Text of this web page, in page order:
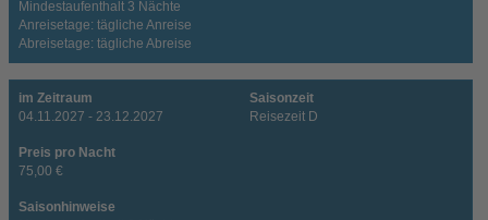
Mindestaufenthalt 3 Nächte
Anreisetage: tägliche Anreise
Abreisetage: tägliche Abreise
im Zeitraum
04.11.2027 - 23.12.2027
Saisonzeit
Reisezeit D
Preis pro Nacht
75,00 €
Saisonhinweise